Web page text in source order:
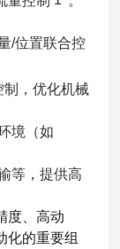
/位置联合控
制，优化机械
境（如
等，提供高
度、高动
化的重要组